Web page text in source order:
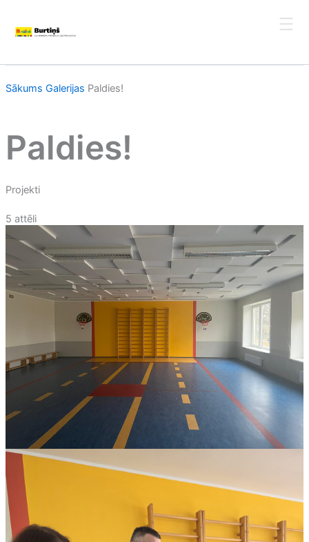
content
Sākums Galerijas Paldies!
Paldies!
Projekti
5 attēli